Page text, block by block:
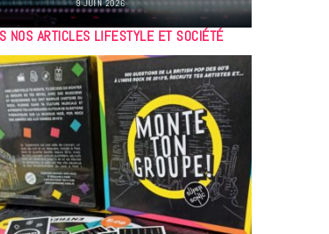
9 JUIN 2026
NOS ARTICLES LIFESTYLE ET SOCIÉTÉ